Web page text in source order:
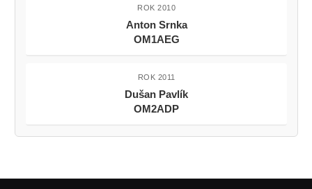
ROK 2010
Anton Srnka
OM1AEG
ROK 2011
Dušan Pavlík
OM2ADP